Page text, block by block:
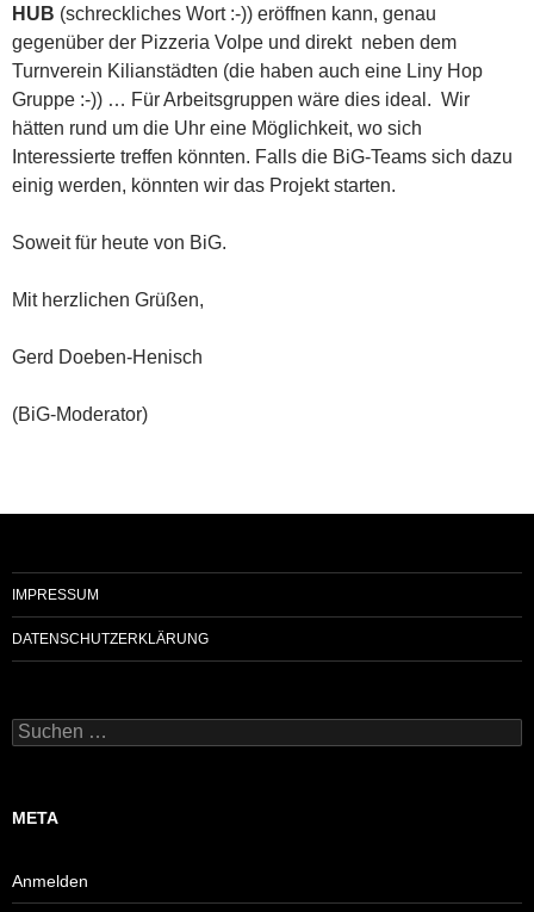
HUB (schreckliches Wort :-)) eröffnen kann, genau
gegenüber der Pizzeria Volpe und direkt neben dem
Turnverein Kilianstädten (die haben auch eine Liny Hop
Gruppe :-)) … Für Arbeitsgruppen wäre dies ideal. Wir
hätten rund um die Uhr eine Möglichkeit, wo sich
Interessierte treffen könnten. Falls die BiG-Teams sich dazu
einig werden, könnten wir das Projekt starten.
Soweit für heute von BiG.
Mit herzlichen Grüßen,
Gerd Doeben-Henisch
(BiG-Moderator)
IMPRESSUM
DATENSCHUTZERKLÄRUNG
Suchen
nach:
META
Anmelden